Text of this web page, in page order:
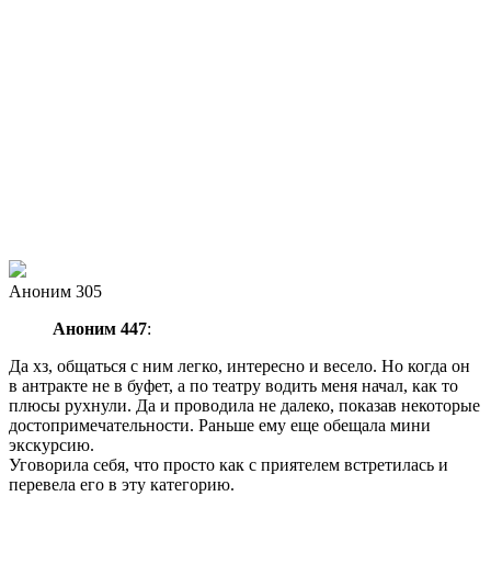
Аноним 305
Аноним 447:
Да хз, общаться с ним легко, интересно и весело. Но когда он
в антракте не в буфет, а по театру водить меня начал, как то
плюсы рухнули. Да и проводила не далеко, показав некоторые
достопримечательности. Раньше ему еще обещала мини
экскурсию.
Уговорила себя, что просто как с приятелем встретилась и
перевела его в эту категорию.